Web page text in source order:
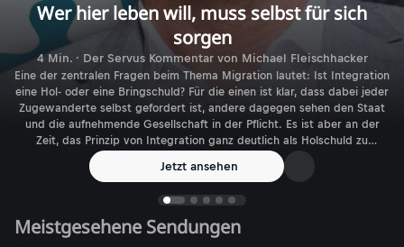
Wer hier leben will, muss selbst für sich
sorgen
4 Min. · Der Servus Kommentar von Michael Fleischhacker
Eine der zentralen Fragen beim Thema Migration lautet: Ist Integration
eine Hol- oder eine Bringschuld? Für die einen ist klar, dass dabei jeder
Zugewanderte selbst gefordert ist, andere dagegen sehen den Staat
und die aufnehmende Gesellschaft in der Pflicht. Es ist aber an der
Zeit, das Prinzip von Integration ganz deutlich als Holschuld zu
Jetzt ansehen
Meistgesehene Sendungen